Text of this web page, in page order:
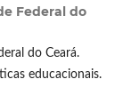
Federal do
do Ceará.
educacionais.